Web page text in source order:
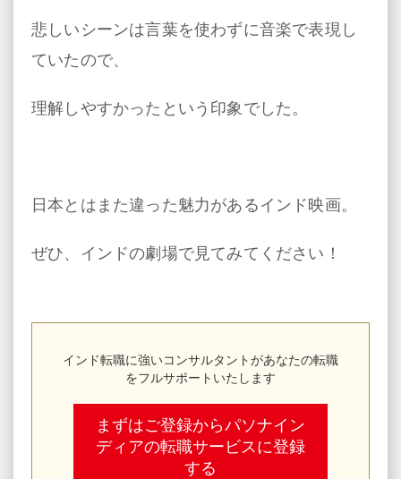
悲しいシーンは言葉を使わずに音楽で表現し
ていたので、
理解しやすかったという印象でした。
日本とはまた違った魅力があるインド映画。
ぜひ、インドの劇場で見てみてください！
インド転職に強いコンサルタントがあなたの転職
をフルサポートいたします
まずはご登録からパソナイン
ディアの転職サービスに登録
する